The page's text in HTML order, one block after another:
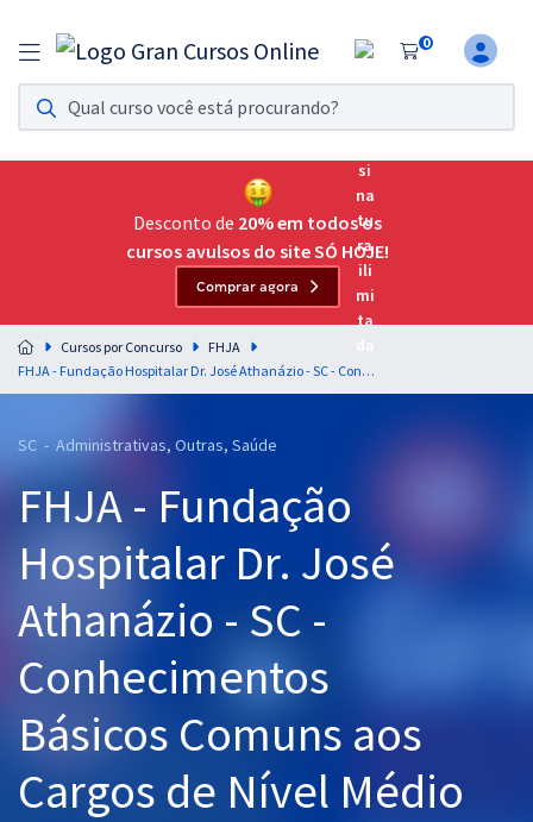
0
Assinatura Ilimitada 11
Acesso a todos os cursos. Teste grátis por 7 dias!
Assinatura OAB Até Passar
Acesso ilimitado a toda preparação para o Exame da
Residências Multiprofissionais
Preparação completa e intensiva para as principais
residências em saúde do Brasil
Cursos 20% OFF
Graduação
OAB
Mentorias
Questões grátis
Desconto de 20% em todos os
cursos avulsos do site SÓ HOJE!
Comprar agora
Cursos por Concurso
FHJA
FHJA - Fundação Hospitalar Dr. José Athanázio - SC - Conhecimentos Básicos Comuns aos Cargos de Nível Médio
SC - Administrativas, Outras, Saúde
FHJA - Fundação
Hospitalar Dr. José
Athanázio - SC -
Conhecimentos
Básicos Comuns aos
Cargos de Nível Médio